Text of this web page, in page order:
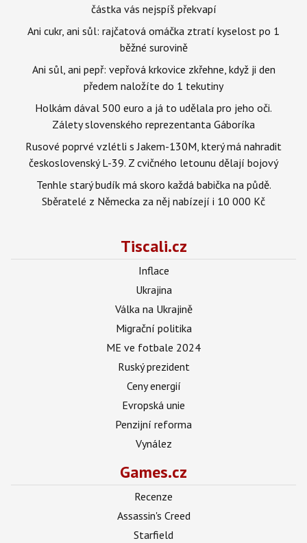
částka vás nejspíš překvapí
Ani cukr, ani sůl: rajčatová omáčka ztratí kyselost po 1
běžné surovině
Ani sůl, ani pepř: vepřová krkovice zkřehne, když ji den
předem naložíte do 1 tekutiny
Holkám dával 500 euro a já to udělala pro jeho oči.
Zálety slovenského reprezentanta Gáboríka
Rusové poprvé vzlétli s Jakem-130M, který má nahradit
československý L-39. Z cvičného letounu dělají bojový
Tenhle starý budík má skoro každá babička na půdě.
Sběratelé z Německa za něj nabízejí i 10 000 Kč
Tiscali.cz
Inflace
Ukrajina
Válka na Ukrajině
Migrační politika
ME ve fotbale 2024
Ruský prezident
Ceny energií
Evropská unie
Penzijní reforma
Vynález
Games.cz
Recenze
Assassin's Creed
Starfield